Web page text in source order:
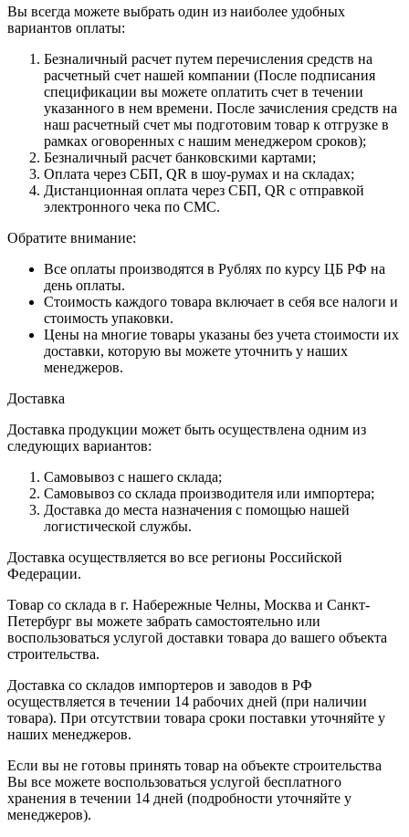
Вы всегда можете выбрать один из наиболее удобных
вариантов оплаты:
Безналичный расчет путем перечисления средств на
расчетный счет нашей компании (После подписания
спецификации вы можете оплатить счет в течении
указанного в нем времени. После зачисления средств на
наш расчетный счет мы подготовим товар к отгрузке в
рамках оговоренных с нашим менеджером сроков);
Безналичный расчет банковскими картами;
Оплата через СБП, QR в шоу-румах и на складах;
Дистанционная оплата через СБП, QR с отправкой
электронного чека по СМС.
Обратите внимание:
Все оплаты производятся в Рублях по курсу ЦБ РФ на
день оплаты.
Стоимость каждого товара включает в себя все налоги и
стоимость упаковки.
Цены на многие товары указаны без учета стоимости их
доставки, которую вы можете уточнить у наших
менеджеров.
Доставка
Доставка продукции может быть осуществлена одним из
следующих вариантов:
Самовывоз с нашего склада;
Самовывоз со склада производителя или импортера;
Доставка до места назначения с помощью нашей
логистической службы.
Доставка осуществляется во все регионы Российской
Федерации.
Товар со склада в г. Набережные Челны, Москва и Санкт-
Петербург вы можете забрать самостоятельно или
воспользоваться услугой доставки товара до вашего объекта
строительства.
Доставка со складов импортеров и заводов в РФ
осуществляется в течении 14 рабочих дней (при наличии
товара). При отсутствии товара сроки поставки уточняйте у
наших менеджеров.
Если вы не готовы принять товар на объекте строительства
Вы все можете воспользоваться услугой бесплатного
хранения в течении 14 дней (подробности уточняйте у
менеджеров).